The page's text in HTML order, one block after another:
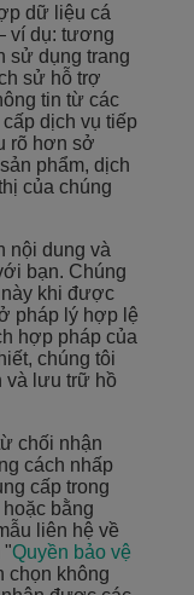
dữ liệu cá
ví dụ: tương
sử dụng trang
sử hỗ trợ
tin từ các
dịch vụ tiếp
rõ hơn sở
phẩm, dịch
của chúng
nội dung và
bạn. Chúng
khi được
pháp lý hợp lệ
hợp pháp của
chúng tôi
và lưu trữ hồ
chối nhận
cách nhấp
cấp trong
bằng
liên hệ về
"Quyền bảo vệ
chọn không